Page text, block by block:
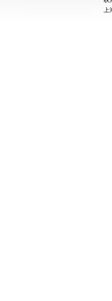
上